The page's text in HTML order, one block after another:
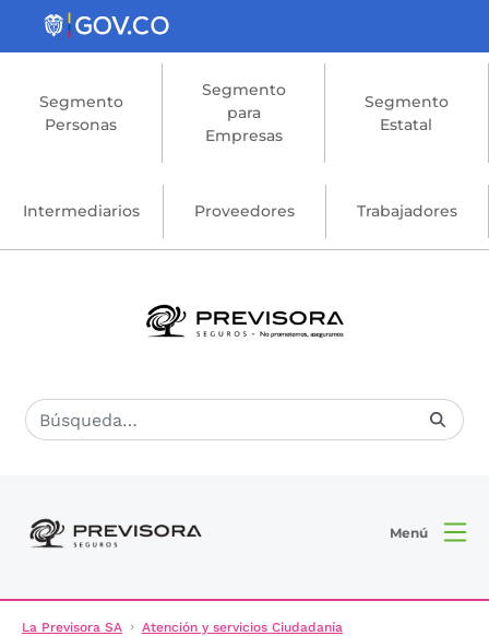
Saltar al contenido principal
Segmento
Personas
Segmento
para
Empresas
Segmento
Estatal
Intermediarios Proveedores Trabajadores
Menú
La Previsora SA
Atención y servicios Ciudadanía